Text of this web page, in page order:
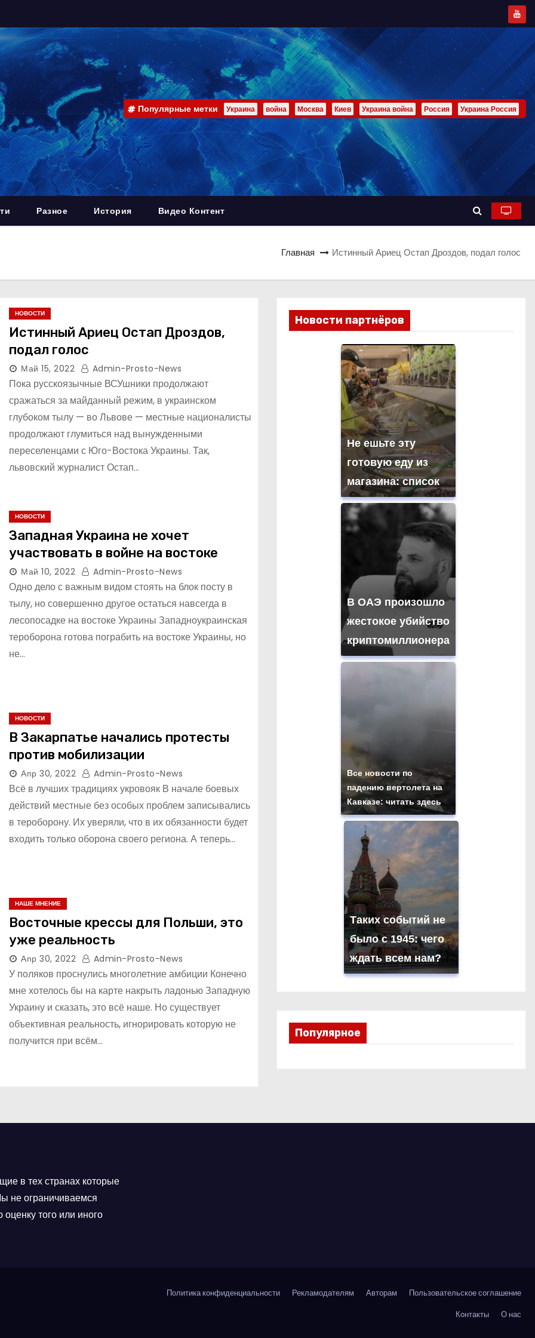
Популярные метки Украина война Москва Киев Украина война Россия Украина Россия
Разное История Видео Контент
Главная Истинный Ариец Остап Дроздов, подал голос
НОВОСТИ
Истинный Ариец Остап Дроздов,
подал голос
Май 15, 2022 Admin-Prosto-News
Пока русскоязычные ВСУшники продолжают
сражаться за майданный режим, в украинском
глубоком тылу — во Львове — местные националисты
продолжают глумиться над вынужденными
переселенцами с Юго-Востока Украины. Так,
львовский журналист Остап…
НОВОСТИ
Западная Украина не хочет
участвовать в войне на востоке
Май 10, 2022 Admin-Prosto-News
Одно дело с важным видом стоять на блок посту в
тылу, но совершенно другое остаться навсегда в
лесопосадке на востоке Украины Западноукраинская
тероборона готова пограбить на востоке Украины, но
не…
НОВОСТИ
В Закарпатье начались протесты
против мобилизации
Апр 30, 2022 Admin-Prosto-News
Всё в лучших традициях укровояк В начале боевых
действий местные без особых проблем записывались
в тероборону. Их уверяли, что в их обязанности будет
входить только оборона своего региона. А теперь…
НАШЕ МНЕНИЕ
Восточные крессы для Польши, это
уже реальность
Апр 30, 2022 Admin-Prosto-News
У поляков проснулись многолетние амбиции Конечно
мне хотелось бы на карте накрыть ладонью Западную
Украину и сказать, это всё наше. Но существует
объективная реальность, игнорировать которую не
получится при всём…
Новости партнёров
Не ешьте эту
готовую еду из
магазина: список
В ОАЭ произошло
жестокое убийство
криптомиллионера
Все новости по
падению вертолета на
Кавказе: читать здесь
Таких событий не
было с 1945: чего
ждать всем нам?
Популярное
в тех странах которые
не ограничиваемся
того или иного
Политика конфиденциальности Рекламодателям Авторам
Пользовательское соглашение
Контакты
О нас